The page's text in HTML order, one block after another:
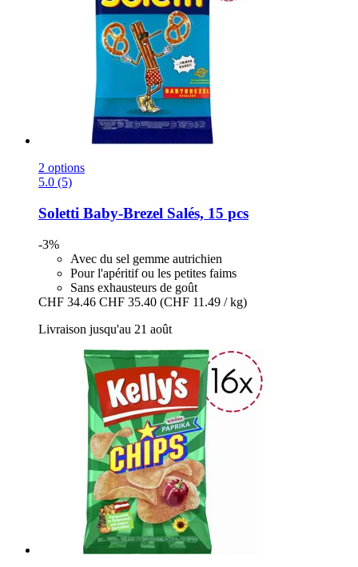
2 options
5.0 (5)
Soletti Baby-​Brezel Salés, 15 pcs
-3%
Avec du sel gemme autrichien
Pour l'apéritif ou les petites faims
Sans exhausteurs de goût
CHF 34.46 CHF 35.40 (CHF 11.49 / kg)
Livraison jusqu'au 21 août